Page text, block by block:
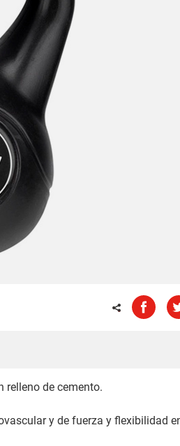
relleno de cemento.
y de fuerza y flexibilidad